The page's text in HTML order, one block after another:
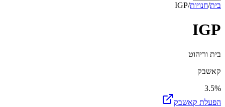
בית/חנויות/
IGP
IGP
בית וריהוט
קאשבק
3.5%
הפעלת קאשבק